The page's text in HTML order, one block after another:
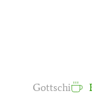
Gottschi